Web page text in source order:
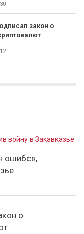
закон о
ошибся,
о